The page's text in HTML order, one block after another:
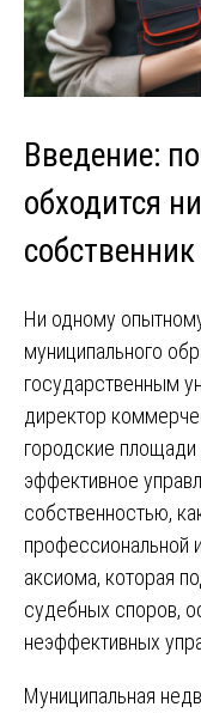
Введение:
обходится
собственник
Ни одному
муниципального
государственным
директор
городские
эффективное
собственностью,
профессиональной
аксиома, которая
судебных споров,
неэффективных
Муниципальная